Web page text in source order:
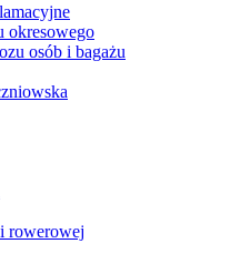
okresowego
osób i bagażu
rowerowej